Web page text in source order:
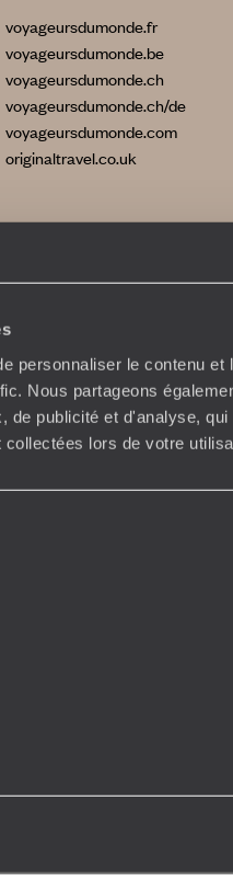
personnaliser le contenu
Nous partageons
de publicité et d'analyse,
collectées lors de votre
voyageursdumonde.fr
voyageursdumonde.be
voyageursdumonde.ch
voyageursdumonde.ch/de
voyageursdumonde.com
originaltravel.co.uk
et de Cookies